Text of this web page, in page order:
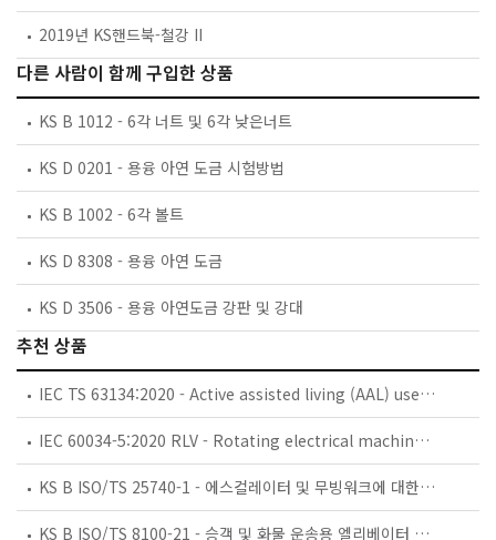
2019년 KS핸드북-철강 II
다른 사람이 함께 구입한 상품
KS B 1012 - 6각 너트 및 6각 낮은너트
KS D 0201 - 용융 아연 도금 시험방법
KS B 1002 - 6각 볼트
KS D 8308 - 용융 아연 도금
KS D 3506 - 용융 아연도금 강판 및 강대
추천 상품
IEC TS 63134:2020 - Active assisted living (AAL) use cases
IEC 60034-5:2020 RLV - Rotating electrical machines - Part 5: Degrees of protection provided by the integral design of rotating electrical machines (IP code) - Classification
KS B ISO/TS 25740-1 - 에스컬레이터 및 무빙워크에 대한 안전요건 — 제1부: 세계공통 필수 안전요건(GESRs)
KS B ISO/TS 8100-21 - 승객 및 화물 운송용 엘리베이터 —제21부: 세계공통 필수안전요건(GESRs)을 충족하는 세계공통 안전 파라미터(GSPs)